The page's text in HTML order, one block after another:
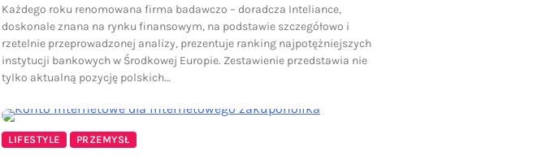
Każdego roku renomowana firma badawczo – doradcza Inteliance,
doskonale znana na rynku finansowym, na podstawie szczegółowo i
rzetelnie przeprowadzonej analizy, prezentuje ranking najpotężniejszych
instytucji bankowych w Środkowej Europie. Zestawienie przedstawia nie
tylko aktualną pozycję polskich…
LIFESTYLE PRZEMYSŁ